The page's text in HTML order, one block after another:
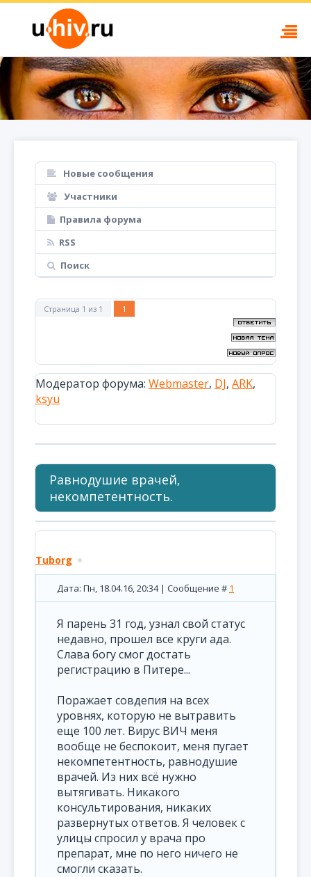
Новые сообщения
Участники
Правила форума
RSS
Поиск
Страница 1 из 1 1
Модератор форума: Webmaster, DJ, ARK,
ksyu
Равнодушие врачей,
некомпетентность.
Tuborg
Дата: Пн, 18.04.16, 20:34 | Сообщение # 1
Я парень 31 год, узнал свой статус
недавно, прошел все круги ада.
Слава богу смог достать
регистрацию в Питере...
Поражает совдепия на всех
уровнях, которую не вытравить
еще 100 лет. Вирус ВИЧ меня
вообще не беспокоит, меня пугает
некомпетентность, равнодушие
врачей. Из них всё нужно
вытягивать. Никакого
консультирования, никаких
развернутых ответов. Я человек с
улицы спросил у врача про
препарат, мне по него ничего не
смогли сказать.